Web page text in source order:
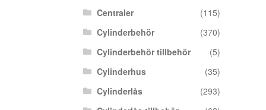
Centraler
(115)
Cylinderbehör
(370)
Cylinderbehör tillbehör
(5)
Cylinderhus
(35)
Cylinderlås
(293)